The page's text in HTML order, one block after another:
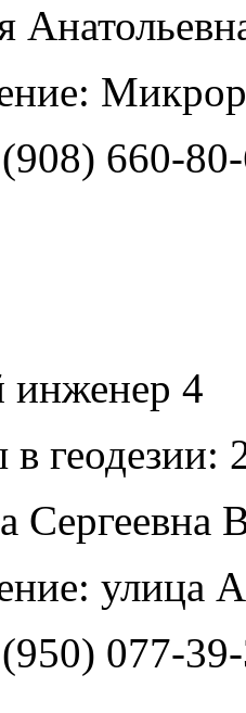
660-
инженер 4
геодезии:
Сергеевна
улица
077-